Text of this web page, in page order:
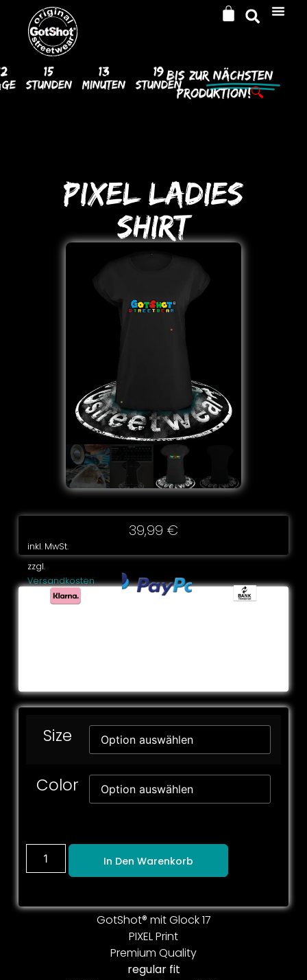
15
Stunden
13
Minuten
19
Stunden
Bis ZurNächsten
Produktion!🔍
PIXEL LADIES
SHIRT
39,99 €
inkl. MwSt.
zzgl.
Versandkosten
Size
Color
In Den Warenkorb
GotShot® mit Glock 17
PIXEL Print
Premium Quality
regular fit